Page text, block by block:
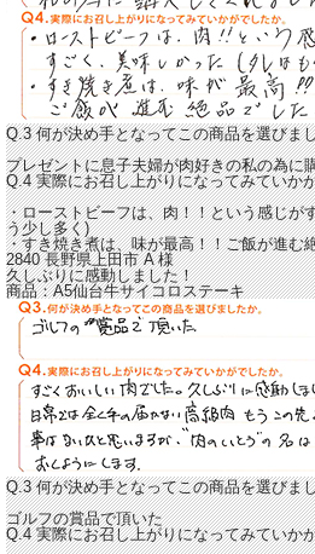
Q.3 何が決め手となってこの商品を選びま
プレゼントに息子夫婦が肉好きの私の為に
Q.4 実際にお召し上がりになってみていか
・ローストビーフは、肉！！という感じが
う少し多く)
・すき焼き煮は、味が最高！！ご飯が進む
2840 長野県上田市A様
久しぶりに感動しました！
商品：A5仙台牛サイコロステーキ
Q.3 何が決め手となってこの商品を選びま
ゴルフの賞品で頂いた
Q.4 実際にお召し上がりになってみていか